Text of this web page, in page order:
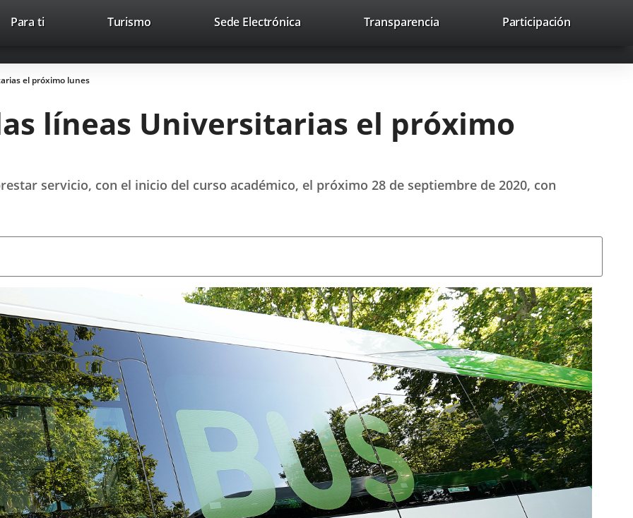
Trabaja con nosotros Contacto avaHeaderSocial
Enlace
una
Enlace
una
Enlace
una
Buscar
Para ti TurismoEste
abrirá
ventana
nueva.
Sede ElectrónicaEnlace
aplicación
Transparencia Participación
el próximo lunes
líneas Universitarias el próximo
servicio, con el inicio del curso académico, el próximo 28 de septiembre de 2020, con